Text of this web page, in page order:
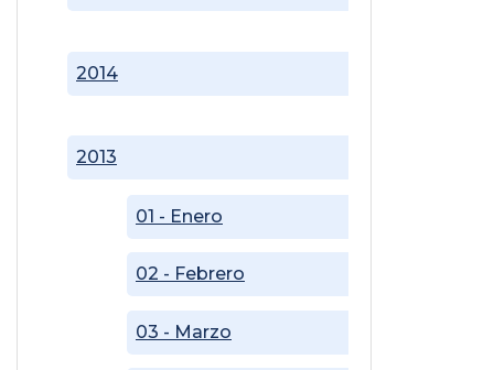
2013
01 - Enero
02 - Febrero
03 - Marzo
2014